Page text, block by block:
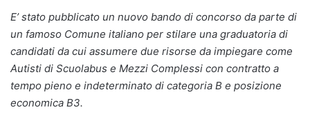
E’ stato pubblicato un nuovo bando di concorso da parte di
un famoso Comune italiano per stilare una graduatoria di
candidati da cui assumere due risorse da impiegare come
Autisti di Scuolabus e Mezzi Complessi con contratto a
tempo pieno e indeterminato di categoria B e posizione
economica B3.